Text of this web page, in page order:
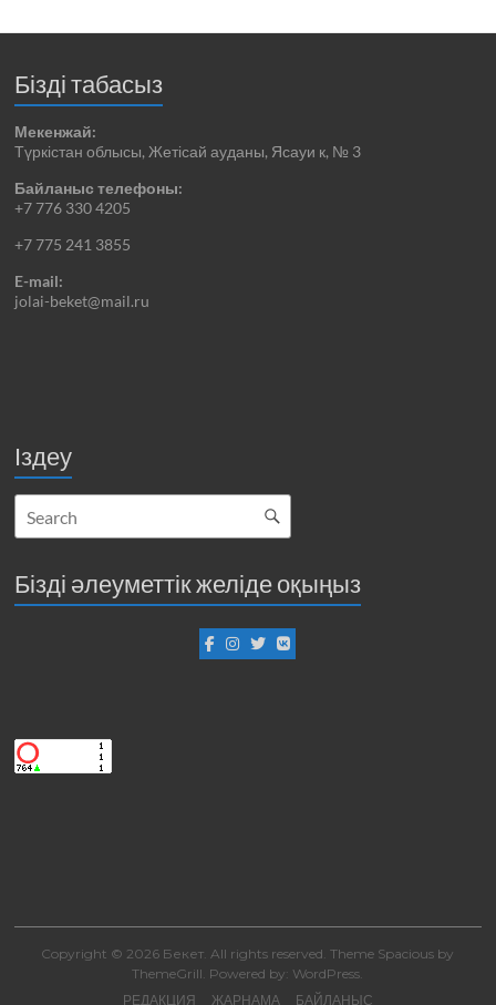
Бізді табасыз
Мекенжай:
Түркістан облысы, Жетісай ауданы, Ясауи к, № 3
Байланыс телефоны:
+7 776 330 4205
+7 775 241 3855
E-mail:
jolai-beket@mail.ru
Іздеу
Бізді әлеуметтік желіде оқыңыз
Copyright © 2026 Бекет. All rights reserved. Theme Spacious by
ThemeGrill. Powered by: WordPress.
РЕДАКЦИЯ
ЖАРНАМА БАЙЛАНЫС